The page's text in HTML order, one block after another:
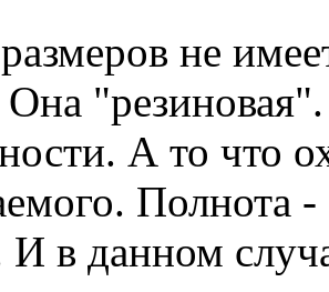
не
"резиновая".
А то что
Полнота
И в данном